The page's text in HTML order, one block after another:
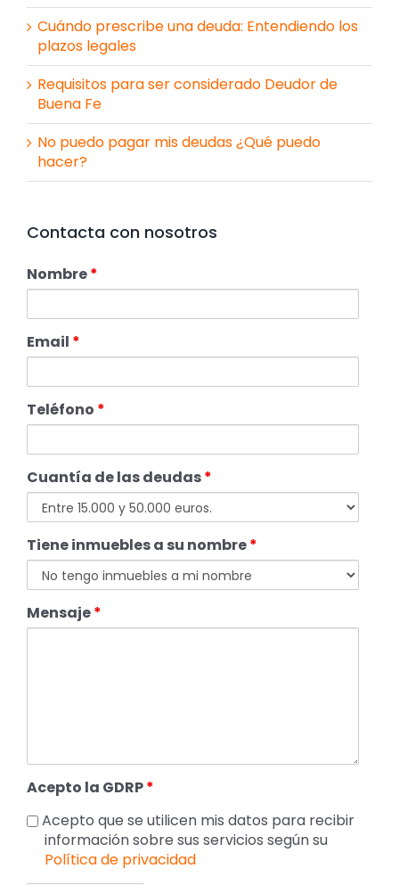
Cuándo prescribe una deuda: Entendiendo los
plazos legales
Requisitos para ser considerado Deudor de
Buena Fe
No puedo pagar mis deudas ¿Qué puedo
hacer?
Contacta con nosotros
Nombre*
Email *
Teléfono *
Cuantía de las deudas*
Tiene inmuebles a su nombre*
Mensaje*
Acepto la GDRP*
Acepto que se utilicen mis datos para recibir
información sobre sus servicios según su
Política de privacidad